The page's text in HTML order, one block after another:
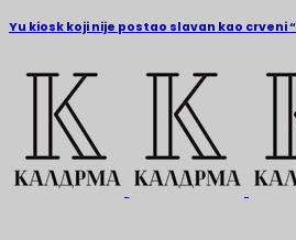
Yu kiosk koji nije postao slavan kao crveni